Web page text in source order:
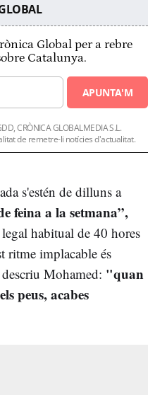
Global per a rebre
Catalunya.
APUNTA'M
CRÒNICA GLOBALMEDIA S.L.
de remetre-li notícies d'actualitat.
s'estén de dilluns a
feina a la setmana”,
habitual de 40 hores
ritme implacable és
Mohamed: "quan
peus, acabes